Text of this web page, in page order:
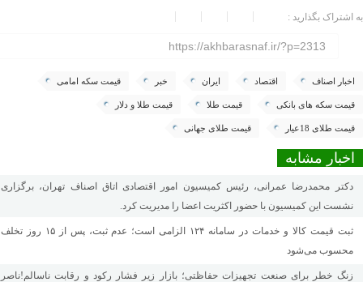
به اشتراک بگذارید :
https://akhbarasnaf.ir/?p=2313
اخبار اصناف اقتصاد ایران خبر قیمت سکه امامی
قیمت سکه های بانکی قیمت طلا قیمت طلا و دلار
قیمت طلای 18عیار قیمت طلای جهانی
اخبار مشابه
دکتر محمدرضا عمرانی، رئیس کمیسیون امور اقتصادی اتاق اصناف تهران، برگزاری
نشست این کمیسیون با حضور اکثریت اعضا را مدیریت کرد.
ثبت قیمت کالا و خدمات در سامانه ۱۲۴ الزامی است؛ عدم ثبت، پس از ۱۵ روز تخلف
محسوب می‌شود
زنگ خطر برای صنعت تجهیزات حفاظتی؛ بازار زیر فشار رکود و رقابت ناسالم!ناصر